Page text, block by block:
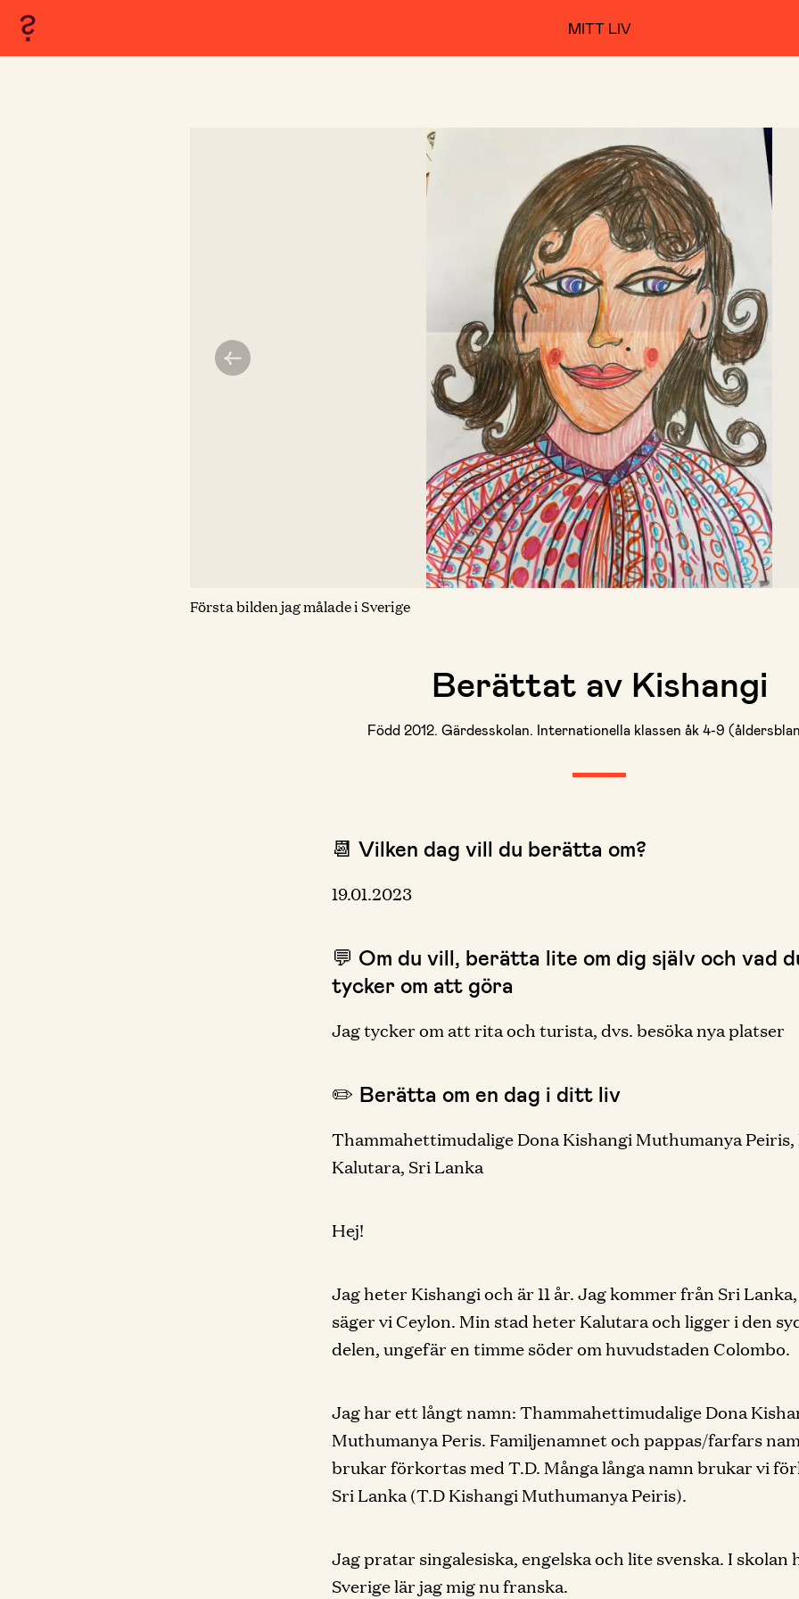
MITT LIV
Första bilden jag målade i Sverige
Berättat av Kishangi
Född 2012. Gärdesskolan. Internationella klassen åk 4-9
📆 Vilken dag vill du berätta om?
19.01.2023
💬 Om du vill, berätta lite om dig själv och vad
tycker om att göra
Jag tycker om att rita och turista, dvs. besöka nya platser
✏️ Berätta om en dag i ditt liv
Thammahettimudalige Dona Kishangi Muthumanya Peiris,
Kalutara, Sri Lanka
Hej!
Jag heter Kishangi och är 11 år. Jag kommer från Sri
säger vi Ceylon. Min stad heter Kalutara och ligger i den
delen, ungefär en timme söder om huvudstaden Colombo.
Jag har ett långt namn: Thammahettimudalige Dona
Muthumanya Peris. Familjenamnet och pappas/farfars
brukar förkortas med T.D. Många långa namn brukar vi
Sri Lanka (T.D Kishangi Muthumanya Peiris).
Jag pratar singalesiska, engelska och lite svenska. I skolan
Sverige lär jag mig nu franska.